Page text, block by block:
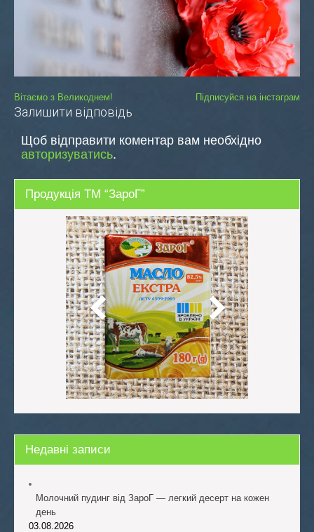
Навігація
записів
Вітаємо з Великоднем! Підписуйся на інстаграм
Залишити відповідь
Щоб відправити коментар вам необхідно
авторизуватись.
Продукція ТМ “ЗароГ”
Недавні записи
Молочний пудинг від ЗароГ — легкий десерт на кожен
день
03.08.2026